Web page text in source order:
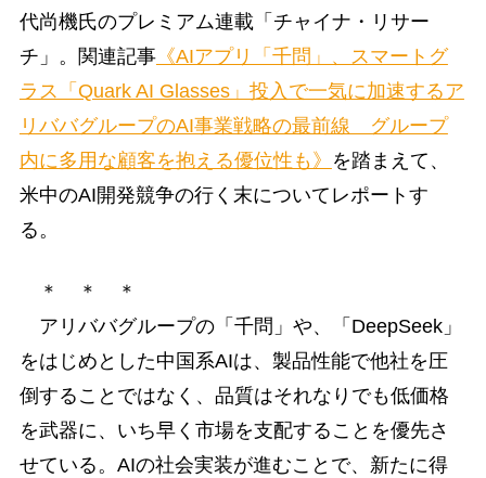
代尚機氏のプレミアム連載「チャイナ・リサー
チ」。関連記事《AIアプリ「千問」、スマートグ
ラス「Quark AI Glasses」投入で一気に加速するア
リババグループのAI事業戦略の最前線 グループ
内に多用な顧客を抱える優位性も》 を踏まえて、
米中のAI開発競争の行く末についてレポートす
る。
＊ ＊ ＊
アリババグループの「千問」や、「DeepSeek」
をはじめとした中国系AIは、製品性能で他社を圧
倒することではなく、品質はそれなりでも低価格
を武器に、いち早く市場を支配することを優先さ
せている。AIの社会実装が進むことで、新たに得